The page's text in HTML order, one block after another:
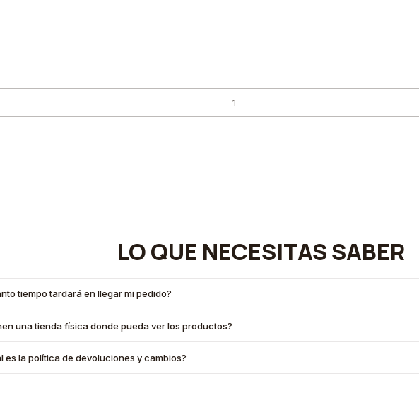
LO QUE NECESITAS SABER
tiempo tardará en llegar mi pedido?
una tienda física donde pueda ver los productos?
es la política de devoluciones y cambios?